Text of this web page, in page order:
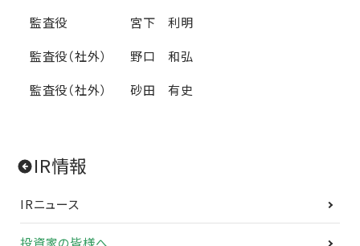
IR情報
IRニュース
監査役
宮下 利明
監査役（社外）
野口 和弘
監査役（社外）
砂田 有史